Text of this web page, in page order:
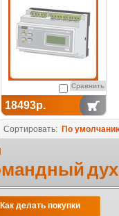
Сравнить
18493р.
Сортировать: По
Как делать покупки